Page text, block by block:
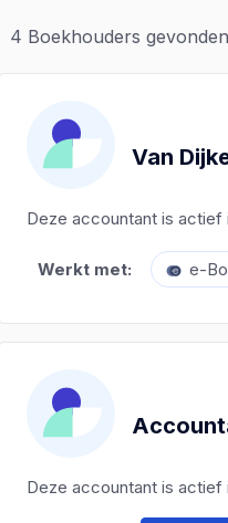
4 Boekhouders gevonden
Van
Deze accountant is actief
Werkt met: e-
Deze accountant is actief